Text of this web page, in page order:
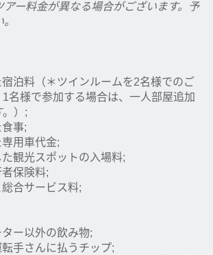
アー料金が異なる場合がございます。予
泊料（＊ツインルームを2名様でのご
名様で参加する場合は、一人部屋追加
。）;
事;
用車代金;
観光スポットの入場料;
保険料;
合サービス料;
ー以外の飲み物;
手さんに払うチップ;